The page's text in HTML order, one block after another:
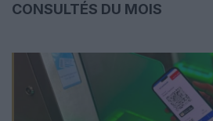
CONSULTÉS DU MOIS